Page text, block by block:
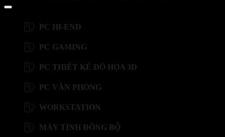
PC HI-END
PC GAMING
PC THIẾT KẾ ĐỒ HỌA 3D
PC VĂN PHÒNG
WORKSTATION
MÁY TÍNH ĐỒNG BỘ